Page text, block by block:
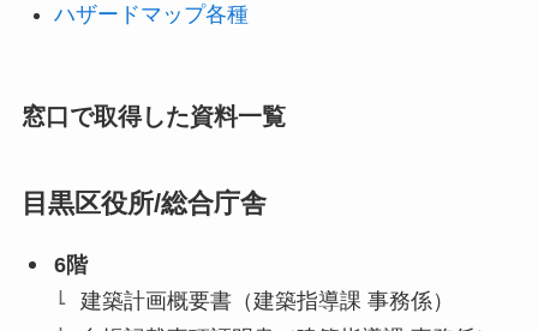
ハザードマップ各種
窓口で取得した資料一覧
目黒区役所/総合庁舎
6階
建築計画概要書（建築指導課 事務係）